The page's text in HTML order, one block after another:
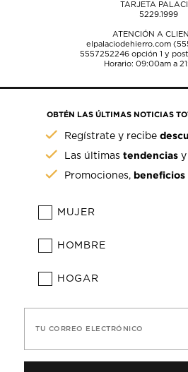
TARJETA
5229.1999
ATENCIÓN A
elpalaciodehierro.com
5557252246opción 1 y
Horario: 09:00am a
OBTÉN LAS ÚLTIMAS NOTICIAS
Regístrate y recibe
Las últimastendencias y
Promociones, beneficios
MUJER
HOMBRE
HOGAR
TU CORREO ELECTRÓNICO